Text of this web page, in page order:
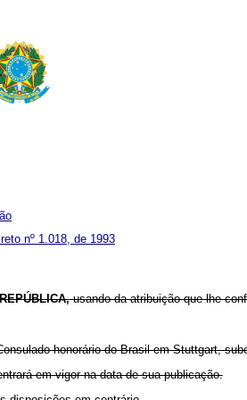
nº 1.018, de 1993
usando da atribuição que lhe
honorário do Brasil em Stuttgart,
em vigor na data de sua publicação.